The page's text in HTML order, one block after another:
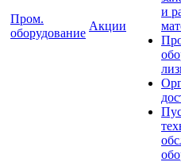
Пром.
оборудование
Акции
и